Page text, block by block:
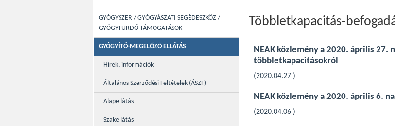
GYÓGYSZER / GYÓGYÁSZATI SEGÉDESZKÖZ /
GYÓGYFÜRDŐ TÁMOGATÁSOK
GYÓGYÍTÓ-MEGELŐZŐ ELLÁTÁS
Hírek, információk
Általános Szerződési Feltételek (ÁSZF)
Alapellátás
Szakellátás
Többletkapacitás-
NEAK közlemény a 2020. április 27.
többletkapacitásokról
(2020.04.27.)
NEAK közlemény a 2020. április 6.
(2020.04.06.)